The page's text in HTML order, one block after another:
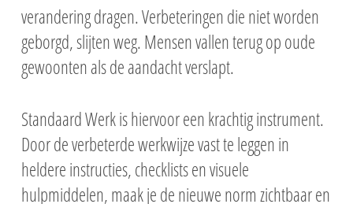
verandering dragen. Verbeteringen die niet worden
geborgd, slijten weg. Mensen vallen terug op oude
gewoonten als de aandacht verslapt.
Standaard Werk is hiervoor een krachtig instrument.
Door de verbeterde werkwijze vast te leggen in
heldere instructies, checklists en visuele
hulpmiddelen, maak je de nieuwe norm zichtbaar en